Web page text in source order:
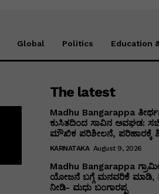
Global Politics Education
The latest
Madhu Bangarappa
ಕುಸಿತದಿಂದ ಸಾವಿನ ಅವಘಡ:
ಮೌಖಿಕ ಪರಿಶೀಲನೆ, ಪರಿಹಾರಕ್ಕೆ
KARNATAKA August 9, 2026
Madhu Bangarappa
ಯೋಜನೆ ಬಗ್ಗೆ ಮನವರಿಕೆ ಮಾಡಿ,
ನೀಡಿ- ಮಧು ಬಂಗಾರಪ್ಪ